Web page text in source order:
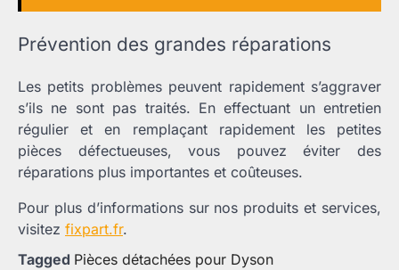
Prévention des grandes réparations
Les petits problèmes peuvent rapidement s’aggraver
s’ils ne sont pas traités. En effectuant un entretien
régulier et en remplaçant rapidement les petites
pièces défectueuses, vous pouvez éviter des
réparations plus importantes et coûteuses.
Pour plus d’informations sur nos produits et services,
visitez fixpart.fr.
Tagged Pièces détachées pour Dyson